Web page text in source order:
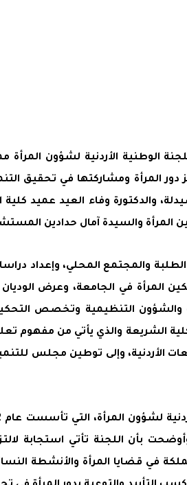
الوطنية الأردنية لشؤون
المرأة ومشاركتها في تحقيق
والدكتورة وفاء العيد عميد
والسيدة آمال حدادين
والمجتمع المحلي، وإعداد
المرأة في الجامعة، وعرض
التنظيمية وتخصص
كلية الشريعة والذي يأتي من
الأردنية، وإلى توطين مجلس
بأن اللجنة تأتي استجابة
في قضايا المرأة والأنشطة